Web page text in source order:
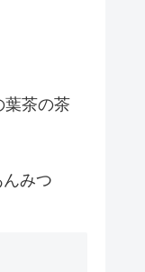
葉茶の茶
んみつ